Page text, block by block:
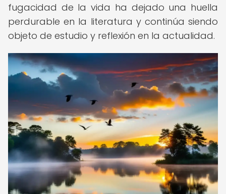
fugacidad de la vida ha dejado una huella
perdurable en la literatura y continúa siendo
objeto de estudio y reflexión en la actualidad.